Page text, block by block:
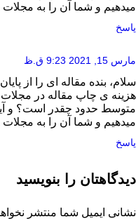
میدهیم و شما آن را به
پاسخ
مارس 15, 2021 9:23 ق.ظ
سلام، بنده مقاله ای را از
متوسط حدود چقدر است؟ و
میدهیم و شما آن را به
پاسخ
دیدگاهتان را بنویسید
نشانی ایمیل شما منتشر